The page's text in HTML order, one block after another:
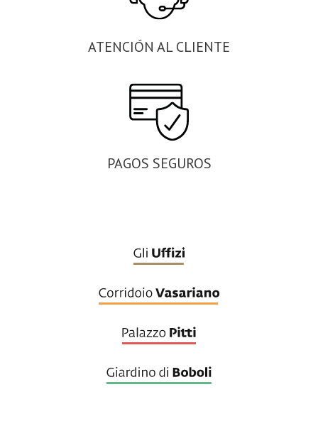
ATENCIÓN AL CLIENTE
PAGOS SEGUROS